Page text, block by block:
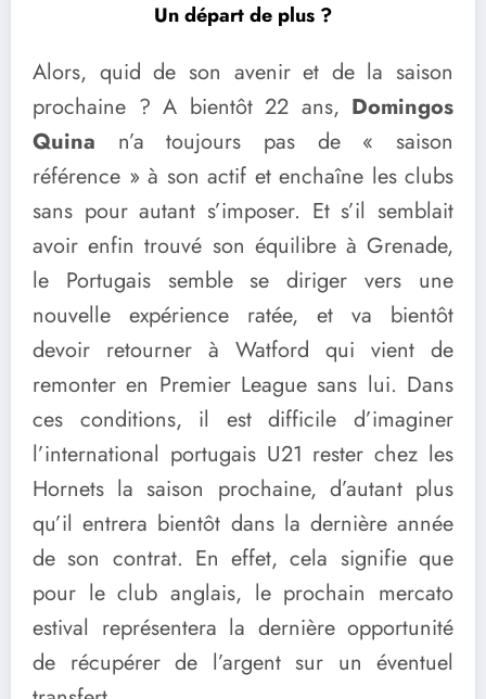
Un départ de plus ?
Alors, quid de son avenir et de la saison
prochaine ? A bientôt 22 ans, Domingos
Quina n’a toujours pas de « saison
référence » à son actif et enchaîne les clubs
sans pour autant s’imposer. Et s’il semblait
avoir enfin trouvé son équilibre à Grenade,
le Portugais semble se diriger vers une
nouvelle expérience ratée, et va bientôt
devoir retourner à Watford qui vient de
remonter en Premier League sans lui. Dans
ces conditions, il est difficile d’imaginer
l’international portugais U21 rester chez les
Hornets la saison prochaine, d’autant plus
qu’il entrera bientôt dans la dernière année
de son contrat. En effet, cela signifie que
pour le club anglais, le prochain mercato
estival représentera la dernière opportunité
de récupérer de l’argent sur un éventuel